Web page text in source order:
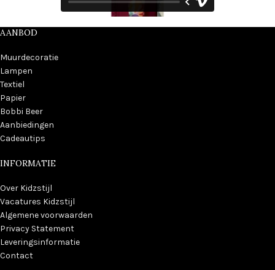
AANBOD
Muurdecoratie
Lampen
Textiel
Papier
Bobbi Beer
Aanbiedingen
Cadeautips
INFORMATIE
Over Kidzstijl
Vacatures Kidzstijl
Algemene voorwaarden
Privacy Statement
Leveringsinformatie
Contact